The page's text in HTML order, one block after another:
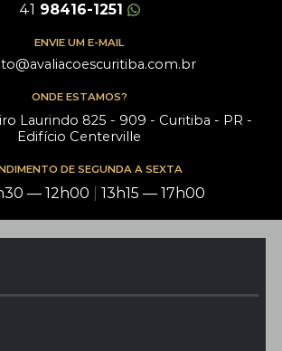
ENVIE UM E-MAIL
ONDE ESTAMOS?
Laurindo 825 - 909 - Curitiba - PR -
Edifício Centerville
41 98416-1251
DE SEGUNDA A SEXTA
— 12h00 13h15 — 17h00